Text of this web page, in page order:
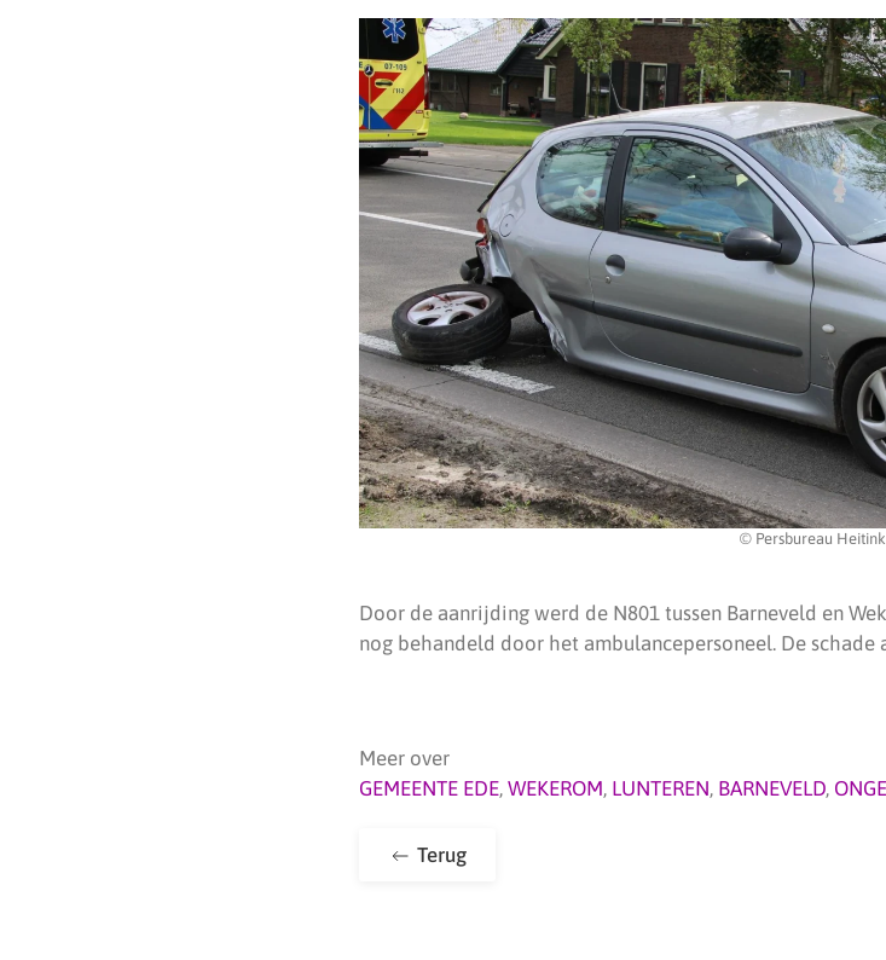
© Persbureau Heitink
Door de aanrijding werd de N801 tussen Barneveld en
nog behandeld door het ambulancepersoneel. De schade
Meer over
GEMEENTE EDE, WEKEROM, LUNTEREN, BARNEVELD,
Terug